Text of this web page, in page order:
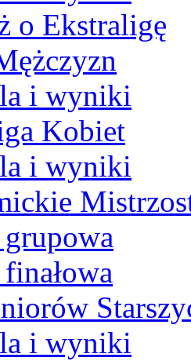
o Ekstraligę
i wyniki
Kobiet
i wyniki
grupowa
i wyniki